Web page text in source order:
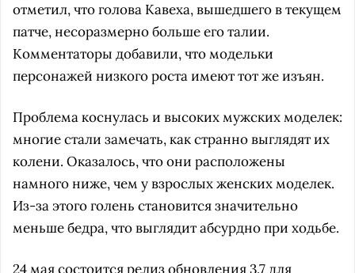
отметил, что голова Кавеха, вышедшего в текущем
патче, несоразмерно больше его талии.
Комментаторы добавили, что модельки
персонажей низкого роста имеют тот же изъян.
Проблема коснулась и высоких мужских моделек:
многие стали замечать, как странно выглядят их
колени. Оказалось, что они расположены
намного ниже, чем у взрослых женских моделек.
Из-за этого голень становится значительно
меньше бедра, что выглядит абсурдно при ходьбе.
24 мая состоится релиз обновления 3.7 для